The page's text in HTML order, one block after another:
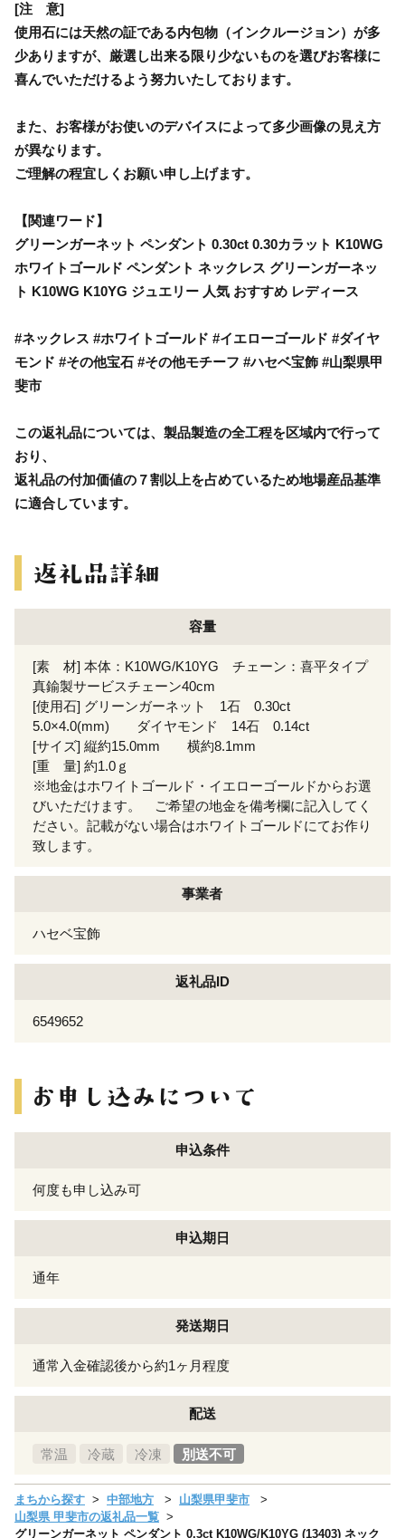
[注 意]
使用石には天然の証である内包物（インクルージョン）が多
少ありますが、厳選し出来る限り少ないものを選びお客様に
喜んでいただけるよう努力いたしております。
また、お客様がお使いのデバイスによって多少画像の見え方
が異なります。
ご理解の程宜しくお願い申し上げます。
【関連ワード】
グリーンガーネット ペンダント 0.30ct 0.30カラット K10WG
ホワイトゴールド ペンダント ネックレス グリーンガーネッ
ト K10WG K10YG ジュエリー 人気 おすすめ レディース
#ネックレス #ホワイトゴールド #イエローゴールド #ダイヤ
モンド #その他宝石 #その他モチーフ #ハセベ宝飾 #山梨県甲
斐市
この返礼品については、製品製造の全工程を区域内で行って
おり、
返礼品の付加価値の７割以上を占めているため地場産品基準
に適合しています。
容量
[素 材] 本体：K10WG/K10YG チェーン：喜平タイプ
真鍮製サービスチェーン40cm
[使用石] グリーンガーネット 1石 0.30ct
5.0×4.0(mm) ダイヤモンド 14石 0.14ct
[サイズ] 縦約15.0mm 横約8.1mm
[重 量] 約1.0ｇ
※地金はホワイトゴールド・イエローゴールドからお選
びいただけます。 ご希望の地金を備考欄に記入してく
ださい。記載がない場合はホワイトゴールドにてお作り
致します。
事業者
ハセベ宝飾
返礼品ID
6549652
申込条件
何度も申し込み可
申込期日
通年
発送期日
通常入金確認後から約1ヶ月程度
配送
常温 冷蔵 冷凍 別送不可
まちから探す 中部地方
山梨県甲斐市
山梨県 甲斐市の返礼品一覧
グリーンガーネット ペンダント 0.3ct K10WG/K10YG (13403) ネック